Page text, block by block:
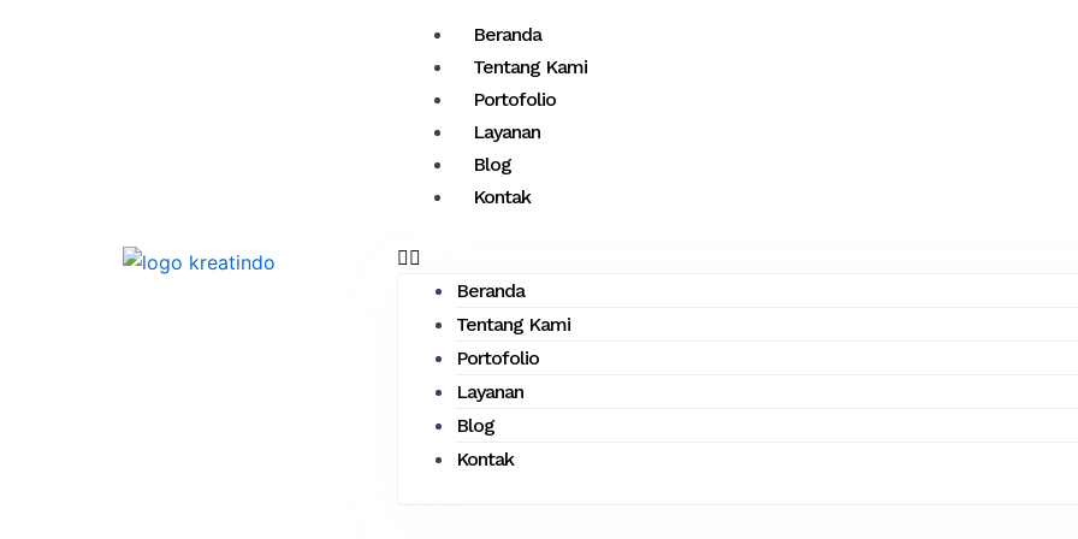
Beranda
Tentang Kami
Portofolio
Layanan
Blog
Kontak
Menu
Beranda
Tentang Kami
Portofolio
Layanan
Blog
Kontak